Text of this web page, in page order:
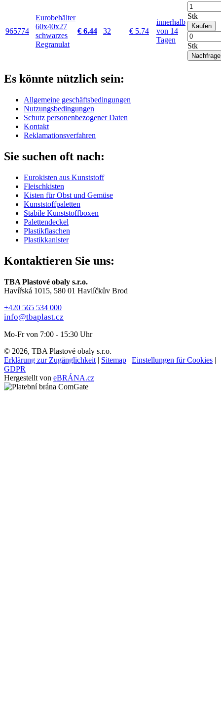
965774
Eurobehälter
60x40x27
schwarzes
Regranulat
€ 6.44 32 € 5.74
innerhalb
von 14
Tagen
Stk
Kaufen
Stk
Es könnte nützlich sein:
Allgemeine geschäftsbedingungen
Nutzungsbedingungen
Schutz personenbezogener Daten
Kontakt
Reklamationsverfahren
Sie suchen oft nach:
Eurokisten aus Kunststoff
Fleischkisten
Kisten für Obst und Gemüse
Kunststoffpaletten
Stabile Kunststoffboxen
Palettendeckel
Plastikflaschen
Plastikkanister
Kontaktieren Sie uns:
TBA Plastové obaly s.r.o.
Havířská 1015, 580 01 Havlíčkův Brod
+420 565 534 000
info@tbaplast.cz
Mo-Fr von 7:00 - 15:30 Uhr
© 2026, TBA Plastové obaly s.r.o.
Erklärung zur Zugänglichkeit | Sitemap | Einstellungen für Cookies |
GDPR
Hergestellt von eBRÁNA.cz